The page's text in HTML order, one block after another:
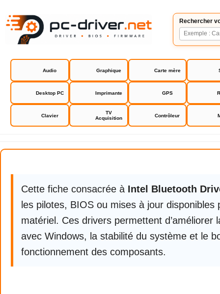
Rechercher
Audio Graphique Carte mère
Desktop PC Imprimante GPS
Clavier
TV
Acquisition
Contrôleur
Intel Bluetooth Drivers
Cette fiche consacrée à Intel Bluetooth
les pilotes, BIOS ou mises à jour disponibles
matériel. Ces drivers permettent d’améliorer
avec Windows, la stabilité du système et le
fonctionnement des composants.
Intel Bluetooth Drivers